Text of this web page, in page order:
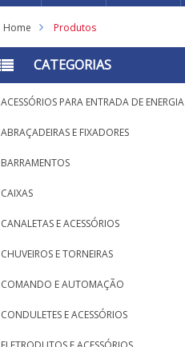
Home Produtos
CATEGORIAS
ACESSÓRIOS PARA ENTRADA DE ENERGIA
ABRAÇADEIRAS E FIXADORES
BARRAMENTOS
CAIXAS
CANALETAS E ACESSÓRIOS
CHUVEIROS E TORNEIRAS
COMANDO E AUTOMAÇÃO
CONDULETES E ACESSÓRIOS